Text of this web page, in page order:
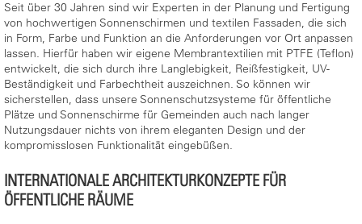
Seit über 30 Jahren sind wir Experten in der Planung und Fertigung
von hochwertigen Sonnenschirmen und textilen Fassaden, die sich
in Form, Farbe und Funktion an die Anforderungen vor Ort anpassen
lassen. Hierfür haben wir eigene Membrantextilien mit PTFE (Teflon)
entwickelt, die sich durch ihre Langlebigkeit, Reißfestigkeit, UV-
Beständigkeit und Farbechtheit auszeichnen. So können wir
sicherstellen, dass unsere Sonnenschutzsysteme für öffentliche
Plätze und Sonnenschirme für Gemeinden auch nach langer
Nutzungsdauer nichts von ihrem eleganten Design und der
kompromisslosen Funktionalität eingebüßen.
INTERNATIONALE ARCHITEKTURKONZEPTE FÜR
ÖFFENTLICHE RÄUME